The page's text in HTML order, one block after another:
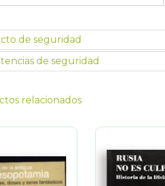
de seguridad
de seguridad
relacionados